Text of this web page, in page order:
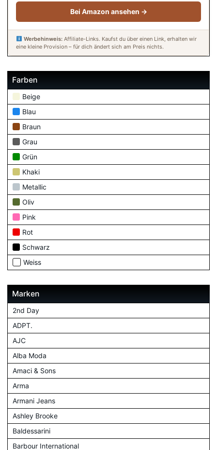
Bei Amazon ansehen →
Werbehinweis:Affiliate-Links. Kaufst du über einen Link, erhalten wir
eine kleine Provision – für dich ändert sich am Preis nichts.
Farben
Beige
Blau
Braun
Grau
Grün
Khaki
Metallic
Oliv
Pink
Rot
Schwarz
Weiss
Marken
2nd Day
ADPT.
AJC
Alba Moda
Amaci & Sons
Arma
Armani Jeans
Ashley Brooke
Baldessarini
Barbour International